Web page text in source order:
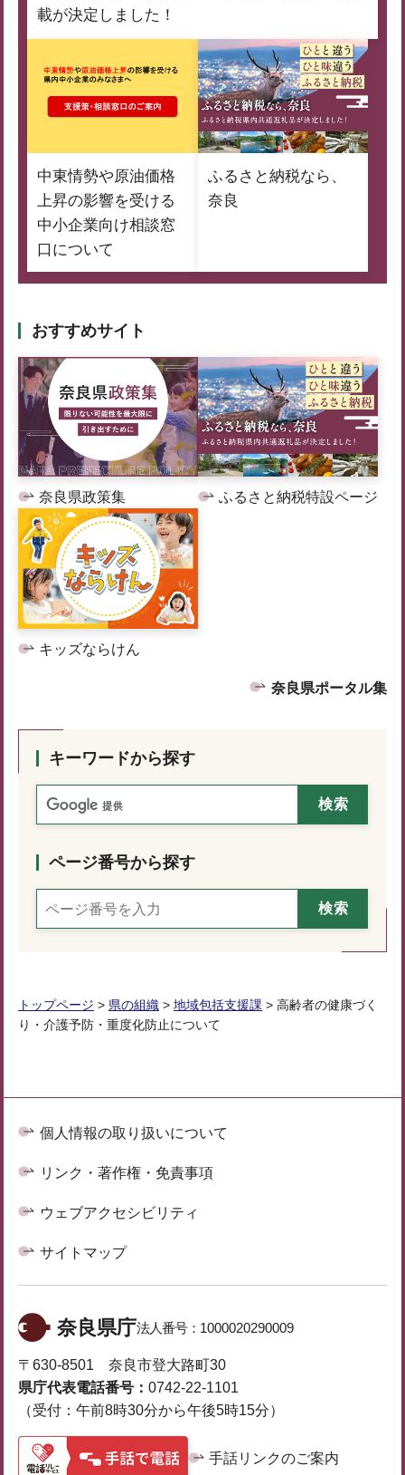
載が決定しました！
中東情勢や原油価格
上昇の影響を受ける
中小企業向け相談窓
口について
ふるさと納税なら、
奈良
おすすめサイト
奈良県政策集 ふるさと納税特設ページ
キッズならけん
奈良県ポータル集
キーワードから探す
ページ番号から探す
トップページ > 県の組織 > 地域包括支援課 > 高齢者の健康づく
り・介護予防・重度化防止について
個人情報の取り扱いについて
リンク・著作権・免責事項
ウェブアクセシビリティ
サイトマップ
奈良県庁法人番号： 1000020290009
〒630-8501 奈良市登大路町30
県庁代表電話番号： 0742-22-1101
（受付：午前8時30分から午後5時15分）
手話リンクのご案内